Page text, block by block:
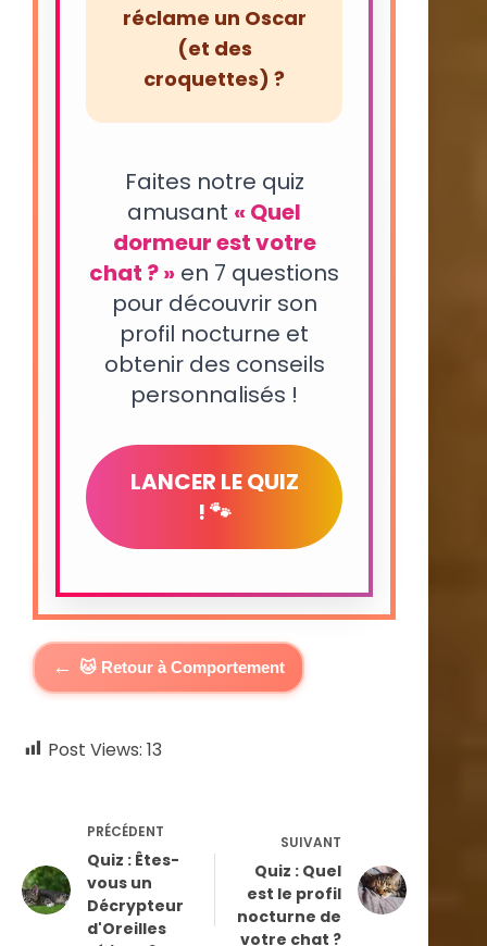
réclame un Oscar
(et des
croquettes) ?
Faites notre quiz
amusant « Quel
dormeur est votre
chat ? » en 7 questions
pour découvrir son
profil nocturne et
obtenir des conseils
personnalisés !
LANCER LE QUIZ
! 🐾
← 🐱 Retour à Comportement
Post Views: 13
PRÉCÉDENT
Quiz : Êtes-
vous un
Décrypteur
d'Oreilles
SUIVANT
Quiz : Quel
est le profil
nocturne de
votre chat ?